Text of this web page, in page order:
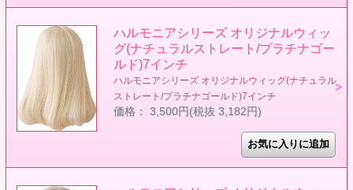
ハルモニアシリーズ オリジナルウィッ
グ(ナチュラルストレート/プラチナゴー
ルド)7インチ
ハルモニアシリーズ オリジナルウィッグ(ナチュラル
ストレート/プラチナゴールド)7インチ
価格： 3,500円(税抜 3,182円)